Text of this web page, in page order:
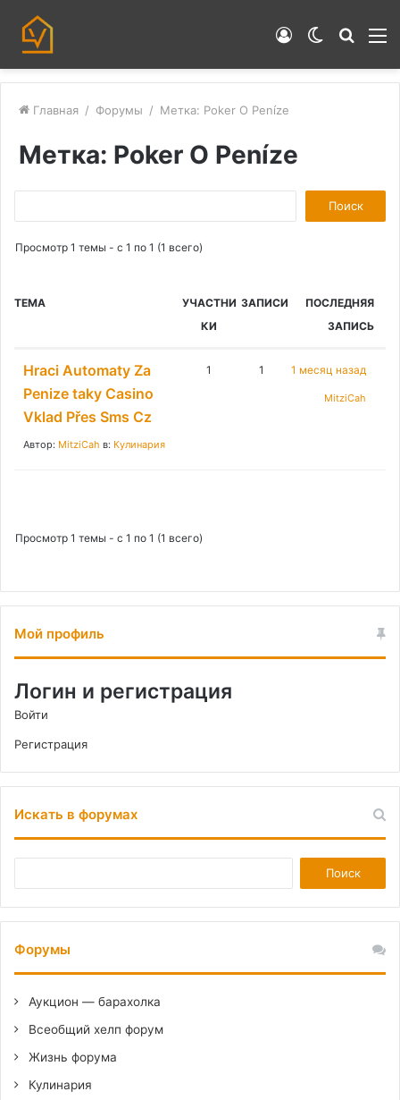
Switch
Войти
Главная / Форумы / Метка: Poker O Peníze
Метка: Poker O Peníze
о
и
Просмотр 1 темы - с 1 по 1 (1 всего)
ТЕМА
УЧАСТНИ
КИ
ЗАПИСИ
ПОСЛЕДНЯЯ
ЗАПИСЬ
Hraci Automaty Za
Penize taky Casino
Vklad Přes Sms Cz
Автор: MitziCah в: Кулинария
1 1 1 месяц назад
MitziCah
Просмотр 1 темы - с 1 по 1 (1 всего)
Мой профиль
Логин и регистрация
Войти
Регистрация
Искать в форумах
Форумы
Аукцион — барахолка
Всеобщий хелп форум
Жизнь форума
Кулинария